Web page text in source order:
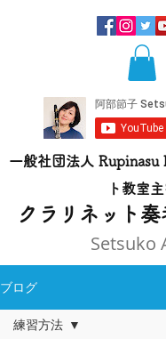
Setsuko
一般社団法人
ト​教室
クラリネット
ブログ
練習方法